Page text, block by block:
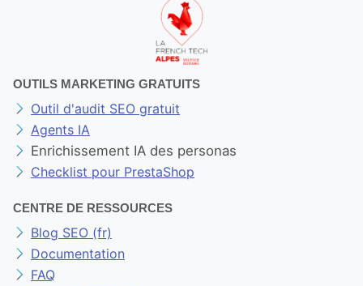
OUTILS MARKETING GRATUITS
Outil d'audit SEO gratuit
Agents IA
Enrichissement IA des personas
Checklist pour PrestaShop
CENTRE DE RESSOURCES
Blog SEO (fr)
Documentation
FAQ